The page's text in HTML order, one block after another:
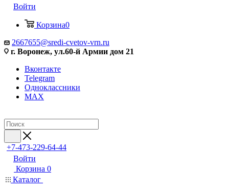
Войти
Корзина0
2667655@sredi-cvetov-vrn.ru
г. Воронеж, ул.60-й Армии дом 21
Вконтакте
Telegram
Одноклассники
MAX
+7-473-229-64-44
Войти
Корзина 0
Каталог